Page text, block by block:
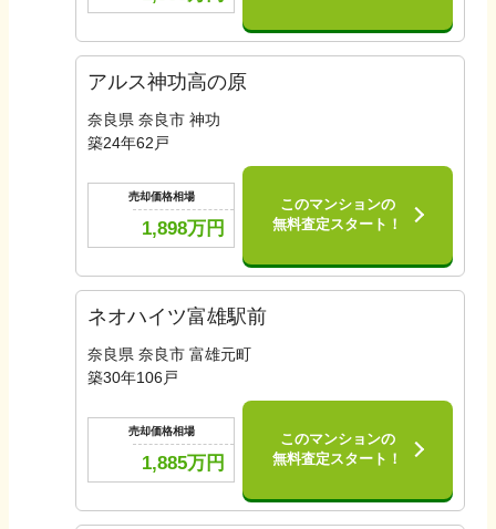
アルス神功高の原
奈良県 奈良市 神功
築24年62 戸
売却価格相場
1,898万円
このマンションの
無料査定スタート！
ネオハイツ富雄駅前
奈良県 奈良市 富雄元町
築30年106 戸
売却価格相場
1,885万円
このマンションの
無料査定スタート！